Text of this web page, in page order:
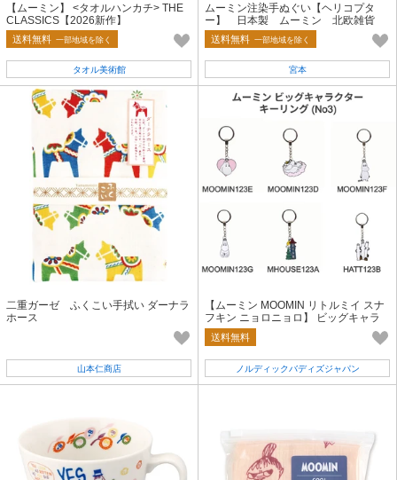
【ムーミン】 <タオルハンカチ> THE
CLASSICS【2026新作】
送料無料 一部地域を除く
タオル美術館
ムーミン注染手ぬぐい【ヘリコプタ
ー】 日本製 ムーミン 北欧雑貨
送料無料 一部地域を除く
宮本
二重ガーゼ ふくこい手拭い ダーナラ
ホース
山本仁商店
【ムーミン MOOMIN リトルミイ スナ
フキン ニョロニョロ】 ビッグキャラ
クター キーリング No3【人気商品】
送料無料
ノルディックバディズジャパン